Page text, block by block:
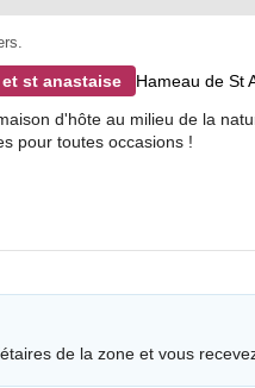
et st anastaise Hameau de St
d'hôte au milieu de la
pour toutes occasions !
de la zone et vous